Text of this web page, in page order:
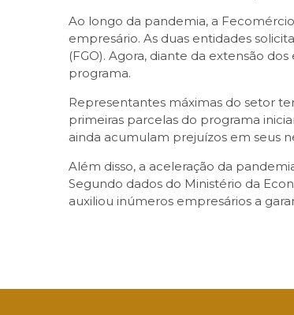
Ao longo da pandemia, a
empresário. As duas entidades
(FGO). Agora, diante da extensão
programa.
Representantes máximas do setor
primeiras parcelas do programa
ainda acumulam prejuízos em seus
Além disso, a aceleração da
Segundo dados do Ministério da
auxiliou inúmeros empresários a